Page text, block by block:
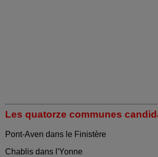
Les quatorze communes
Pont-Aven dans le Finistère
Chablis dans l'Yonne